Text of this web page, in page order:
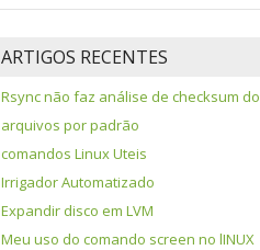
ARTIGOS RECENTES
Rsync não faz análise de checksum
arquivos por padrão
comandos Linux Uteis
Irrigador Automatizado
Expandir disco em LVM
Meu uso do comando screen no lINUX